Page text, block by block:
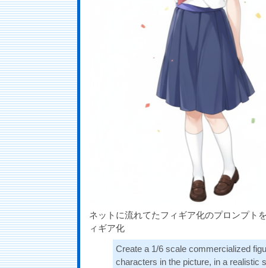
ネットに流れてたフィギア化のプロンプト
ィギア化
Create a 1/6 scale commercialized
characters in the picture, in a realistic